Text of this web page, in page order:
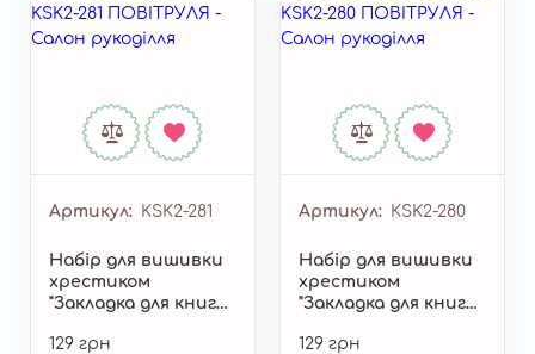
Артикул KSK2-281
Набір для вишивки
хрестиком
"Закладка для книги
KSK2-281
129 грн
Артикул KSK2-280
Набір для вишивки
хрестиком
"Закладка для книги
Остара" KSK2-280
129 грн